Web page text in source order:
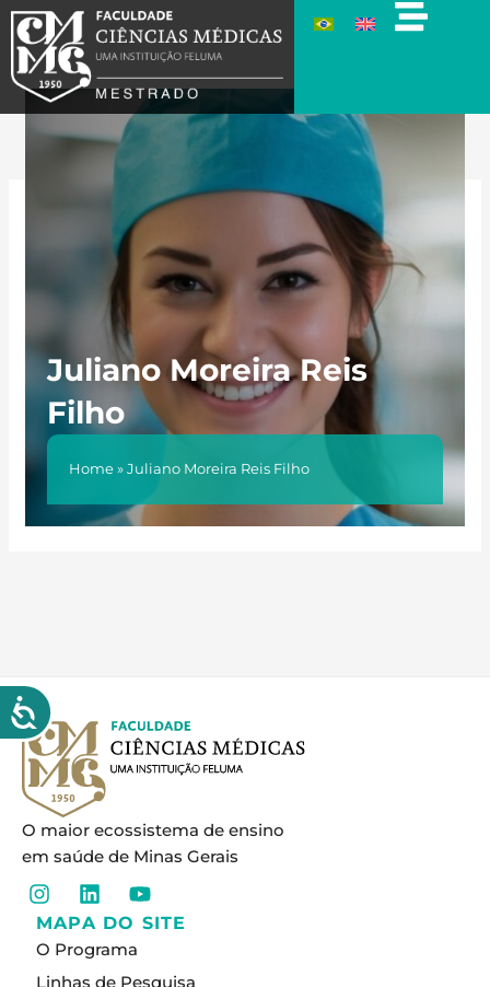
para
conteúdo
Juliano Moreira Reis
Filho
Home »Juliano Moreira Reis Filho
O maior ecossistema de ensino
em saúde de Minas Gerais
I
n
s
t
a
L
i
n
k
e
Y
o
u
u
MAPA DO SITE
O Programa
Linhas de Pesquisa